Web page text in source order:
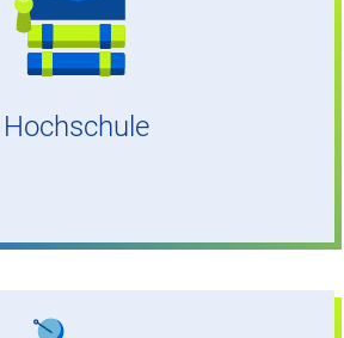
Hochschule
Darmstadt (h_da)